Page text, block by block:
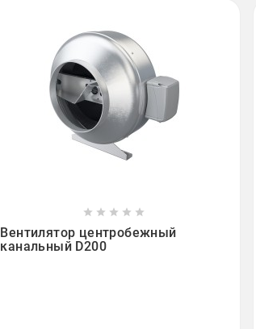
    
Вентилятор центробежный
канальный D200